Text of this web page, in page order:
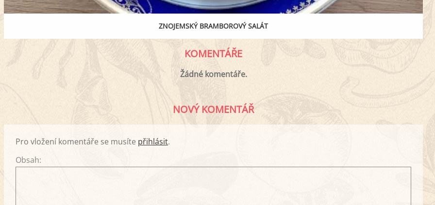
ZNOJEMSKÝ BRAMBOROVÝ SALÁT
KOMENTÁŘE
Žádné komentáře.
NOVÝ KOMENTÁŘ
Pro vložení komentáře se musíte přihlásit.
Obsah: